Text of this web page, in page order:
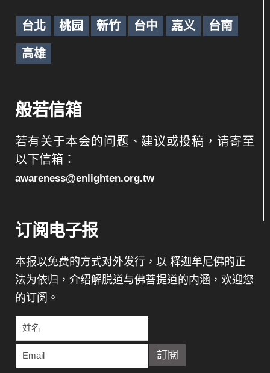
台北 桃园 新竹 台中 嘉义 台南
高雄
般若信箱
若有关于本会的问题、建议或投稿，请寄至
以下信箱：
awareness@enlighten.org.tw
订阅电子报
本报以免费的方式对外发行，以 释迦牟尼佛的正
法为依归，介绍解脱道与佛菩提道的内涵，欢迎您
的订阅。